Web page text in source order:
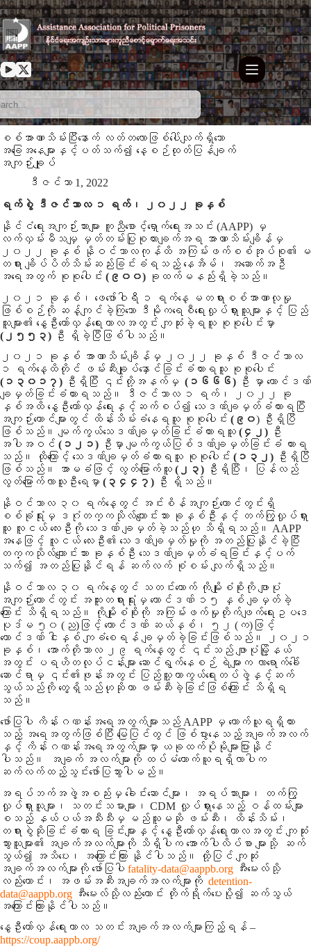
Skip
to
content
စစ်အာဏာသိမ်းပြီးနောက် လတ်တလောဖြစ်ပေါ်လျက်ရှိသော
အခြေအနေများနှင့်ပတ်သက်၍ နေ့စဉ်ထုတ်ပြန်ချက်
အကျဉ်းချုပ်
ဒီဇင်ဘာ 1, 2022
ရက်စွဲ ဒီဇင်ဘာလ ၁ ရက်၊ ၂၀၂၂ ခုနှစ်
နိုင်ငံရေးအကျဉ်းသားများ ကူညီစောင့်ရှောက်ရေးအသင်း (AAPP) မှ
လက်လှမ်းမီသမျှ မှတ်တမ်းပြုစုထားချက်အရ အာဏာသိမ်းချိန်မှ
၂၀၂၂ ခုနှစ် နိုဝင်ဘာလကုန်ထိ အကြမ်းဖက်စစ်အုပ်စု၏ မ
တရား ချိပ်ပိတ်သိမ်းဆည်းခြင်းခံရသည့် နေအိမ်၊ အဆောက်အဦ
အရေအတွက် စုစုပေါင်း (၉၀၀) ခုထက်မနည်းရှိခဲ့သည်။
၂၀၂၁ ခုနှစ်၊ ဖေဖော်ဝါရီ ၁ ရက်နေ့ မတရားစစ်အာဏာလုမှု
ဖြစ်စဉ်ကို ဆန့်ကျင်ခဲ့ကြသော ဒီမိုကရေစီရေးလှုပ်ရှားသူများနှင့် ပြည်
သူများ၏ နွေဦးတော်လှန်ရေးကာလအတွင်း ကျဆုံးခဲ့ရသူ စုစုပေါင်းမှာ
( ၂၅၅၃) ဦး ရှိခဲ့ပြီဖြစ်ပါသည်။
၂၀၂၁ ခုနှစ် အာဏာသိမ်းချိန်မှ ၂၀၂၂ ခုနှစ် ဒီဇင်ဘာလ
၁ ရက်နေ့ထိတိုင် ဖမ်းဆီးချုပ်နှောင်ခြင်းခံထားရသူ စုစုပေါင်း
(၁၃၀၁၇) ဦးရှိပြီး ၎င်းတို့အနက်မှ (၁၆၆၆) ဦး မှာ ထောင်ဒဏ်
ချမှတ်ခြင်းခံထားရသည်။ ဒီဇင်ဘာလ ၁ ရက်၊ ၂၀၂၂ ခု
နှစ်အထိ နွေဦးတော်လှန်ရေးနှင့်ဆက်စပ်၍ သေဒဏ်ချမှတ်ခံထားရပြီး
အကျဉ်းထောင်များတွင် ထိန်းသိမ်းခံနေရသူ စုစုပေါင်း (၉၀) ဦးရှိပြီ
ဖြစ်သည်။ မျက်ကွယ်သေဒဏ်ချမှတ်ခြင်းခံထားရသူ (၄၂) ဦး
အပါအဝင် (၁၂၁) ဦးမှာ မျက်ကွယ်ပြစ်ဒဏ်ချမှတ်ခြင်းခံ ထားရ
သည်။ ထိုကြောင့် သေဒဏ်ချမှတ်ခံထားရသူ စုစုပေါင်း (၁၃၂) ဦးရှိပြီ
ဖြစ်သည်။ အာမခံဖြင့် လွတ်မြောက်သူ (၂၃) ဦးရှိပြီး၊ ပြန်လည်
လွတ်မြောက်လာသူဦးရေမှာ (၃၄၄၇) ဦး ရှိသည်။
နိုဝင်ဘာလ ၃၀ ရက်နေ့တွင် အင်းစိန်အကျဉ်းထောင်တွင်းရှိ
စစ်ခုံရုံးမှ ဒဂုံတက္ကသိုလ်ကျောင်းသား ခုနှစ်ဦးနှင့် တက်ကြွလှုပ်ရှား
သူ လူငယ် လေးဦးကို သေဒဏ် ချမှတ်ခဲ့သည်ဟု သိရှိရသည်။ AAPP
အနေဖြင့် လူငယ် လေးဦး၏ သေဒဏ်ချမှတ်မှုကို အတည်ပြုနိုင်ခဲ့ပြီး
တက္ကသိုလ်ကျောင်းသား ခုနှစ်ဦး သေဒဏ်ချမှတ်ခံရခြင်းနှင့်ပက်
သက်၍ အတည်ပြုနိုင်ရန် ဆက်လက် စုံစမ်း လျက်ရှိသည်။
နိုဝင်ဘာလ ၃၀ ရက်နေ့တွင် သတင်းထောက် ကိုမျိုးစံစိုးကို ဖျာပုံ
အကျဉ်းထောင်တွင်း အထူးတရားရုံးမှ ထောင်ဒဏ် ၁၅ နှစ် ချမှတ်ခဲ့
ကြောင်း သိရှိရသည်။ ကိုမျိုးစံစိုးကို အကြမ်းဖက်မှုတိုက်ဖျက်ရေးဥပဒေ
ပုဒ်မ ၅၀ (ည)ဖြင့် ထောင်ဒဏ် ဆယ်နှစ်၊ ၅၂ (က)ဖြင့်
ထောင်ဒဏ် ငါးနှစ် ကျခံစေရန် ချမှတ်ခဲ့ခြင်းဖြစ်သည်။ ၂၀၂၁
ခုနှစ်၊ အောက်တိုဘာလ ၂၉ ရက်နေ့တွင် ၎င်းသည် ဖျာပုံမြို့နယ်
အတွင်း ပရဟိတလုပ်ငန်းများ ဆောင်ရွက်နေစဉ် ရဲများက လာရောက်ခေါ်
ဆောင်ရာမှ ၎င်း၏ဖုန်းအတွင်း ပြည်သူ့ကာကွယ်ရေးတပ်ဖွဲ့နှင့်ဆက်
သွယ်သည်ကို တွေ့ရှိသည်ဟုဆိုကာ ဖမ်းဆီးခဲ့ခြင်းဖြစ်ကြောင်း သိရှိရ
သည်။
ဖော်ပြပါ ကိန်းဂဏန်းအရေအတွက်များသည် AAPP မှ ကောက်ယူရရှိထား
သည့် အရေအတွက်ဖြစ်ပြီး မြေပြင်တွင် ဖြစ်ပွားနေသည့်အချက်အလက်
နှင့် ကိန်းဂဏန်းအရေအတွက်များမှာ ယခုထက်ပိုမိုများပြားနိုင်
ပါသည်။ အချက် အလက်များကို ထပ်မံကောက်ယူရရှိလာပါက
ဆက်လက်ထည့်သွင်းဖော်ပြသွားပါမည်။
အရပ်ဘက်အဖွဲ့အစည်းမှ ခေါင်းဆောင်များ၊ အရပ်သားများ၊ တက်ကြွ
လှုပ်ရှားသူများ၊ သတင်းသမားများ၊ CDM လှုပ်ရှားနေသည့် ဝန်ထမ်းများ
စသည့် နယ်ပယ်အသီးသီးမှ မည်သူမဆို ဖမ်းဆီး၊ ထိန်းသိမ်း၊
တရားစွဲဆိုခြင်းခံထားရ ခြင်းများနှင့် နွေဦးတော်လှန်ရေးကာလအတွင်း ကျဆုံး
သွားသူများ၏ အချက်အလက်များကို သိရှိပါက အောက်ပါလိပ်စာ များသို့ ဆက်
သွယ်၍ အသိပေး၊ အကြောင်းကြား နိုင်ပါသည်။ ထို့ပြင် ကျဆုံး
အချက်အလက်များကို ဖော်ပြပါ fatality-data@aappb.org အီးမေးလ်သို့
လည်းကောင်း၊ အဖမ်းအဆီးအချက်အလက်များကို detention-
data@aappb.org အီးမေးလ်သို့လည်းကောင်း တိုက်ရိုက်ပေးပို့၍ ဆက်သွယ်
အကြောင်းကြားနိုင်ပါသည်။
နွေဦးတော်လှန်ရေးကာလ သတင်းအချက်အလက်များကြည့်ရန် –
https://coup.aappb.org/